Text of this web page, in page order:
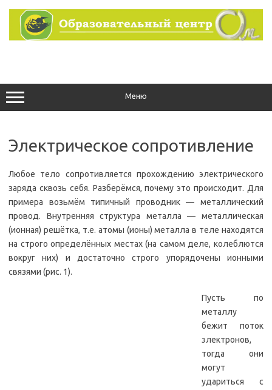
содержимому
Меню
Электрическое сопротивление
Любое тело сопротивляется прохождению электрического
заряда сквозь себя. Разберёмся, почему это происходит. Для
примера возьмём типичный проводник — металлический
провод. Внутренняя структура металла — металлическая
(ионная) решётка, т.е. атомы (ионы) металла в теле находятся
на строго определённых местах (на самом деле, колеблются
вокруг них) и достаточно строго упорядочены ионными
связями (рис. 1).
Пусть по
металлу
бежит поток
электронов,
тогда они
могут
удариться с